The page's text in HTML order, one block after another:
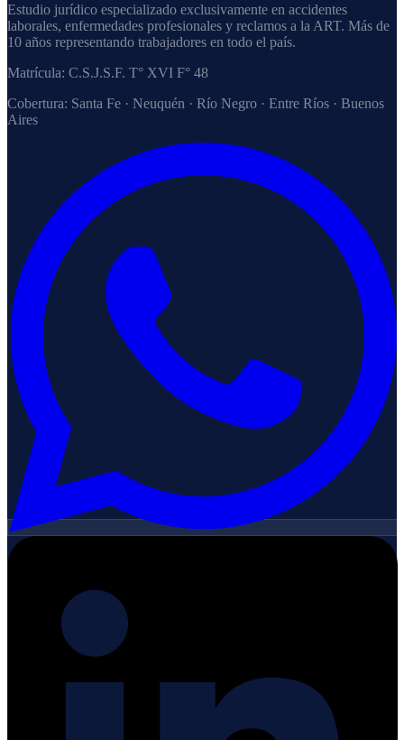
Estudio jurídico especializado exclusivamente en accidentes
laborales, enfermedades profesionales y reclamos a la ART. Más de
10 años representando trabajadores en todo el país.
Matrícula: C.S.J.S.F. T° XVI F° 48
Cobertura: Santa Fe · Neuquén · Río Negro · Entre Ríos · Buenos
Aires